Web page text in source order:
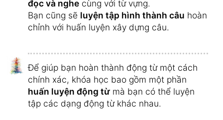
đọc và nghe cùng với từ vựng.
Bạn cũng sẽ luyện tập hình thành câu hoàn
chỉnh với huấn luyện xây dựng câu.
Để giúp bạn hoàn thành động từ một cách
chính xác, khóa học bao gồm một phần
huấn luyện động từ mà bạn có thể luyện
tập các dạng động từ khác nhau.